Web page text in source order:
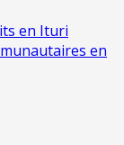
en Ituri
en